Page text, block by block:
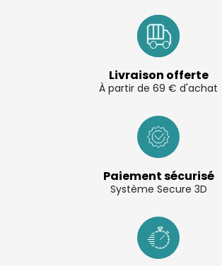
Livraison offerte
À partir de 69 € d'achat
Paiement sécurisé
Système Secure 3D